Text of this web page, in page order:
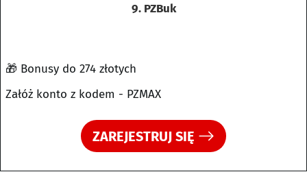
9. PZBuk
🎁 Bonusy do 274 złotych
Załóż konto z kodem - PZMAX
ZAREJESTRUJ SIĘ